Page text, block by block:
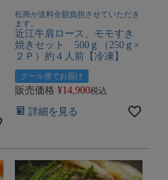
松商が送料全額負担させていただき
ます。
近江牛肩ロース、モモすき
焼きセット 500ｇ（250ｇ×
２Ｐ）約４人前【冷凍】
クール便でお届け
販売価格 ¥14,900税込
詳細を見る